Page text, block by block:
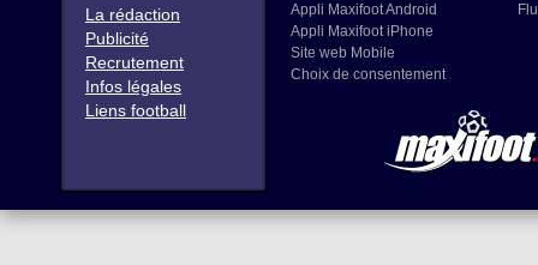
La rédaction
Publicité
Recrutement
Infos légales
Liens football
Appli Maxifoot Android
Appli Maxifoot iPhone
Site web Mobile
Choix de consentement